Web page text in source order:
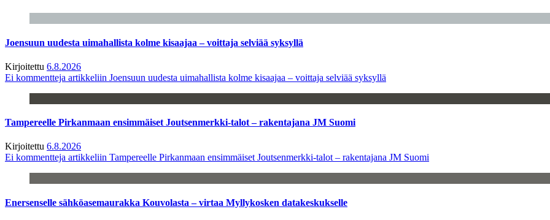
Joensuun uudesta uimahallista kolme kisaajaa – voittaja selviää syksyllä
Kirjoitettu 6.8.2026
Ei kommentteja artikkeliin Joensuun uudesta uimahallista kolme kisaajaa – voittaja selviää syksyllä
Tampereelle Pirkanmaan ensimmäiset Joutsenmerkki-talot – rakentajana JM Suomi
Kirjoitettu 6.8.2026
Ei kommentteja artikkeliin Tampereelle Pirkanmaan ensimmäiset Joutsenmerkki-talot – rakentajana JM Suomi
Enersenselle sähköasemaurakka Kouvolasta – virtaa Myllykosken datakeskukselle